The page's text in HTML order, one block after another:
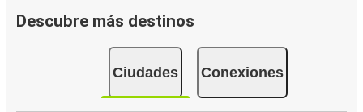
Descubre más destinos
Ciudades Conexiones